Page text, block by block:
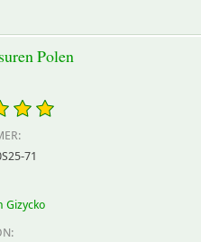
Polen
71
Gizycko